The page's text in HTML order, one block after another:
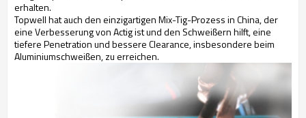
erhalten.
Topwell hat auch den einzigartigen Mix-Tig-Prozess in China, der
eine Verbesserung von Actig ist und den Schweißern hilft, eine
tiefere Penetration und bessere Clearance, insbesondere beim
Aluminiumschweißen, zu erreichen.